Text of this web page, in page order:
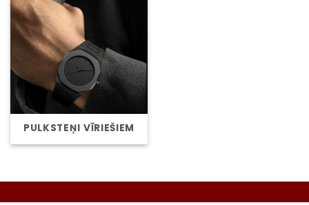
PULKSTEŅI VĪRIEŠIEM